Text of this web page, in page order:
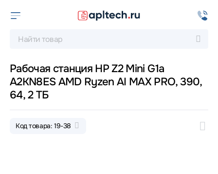
Рабочая станция HP Z2 Mini G1a
A2KN8ES AMD Ryzen AI MAX PRO, 390,
64, 2 ТБ
Код товара: 19-38